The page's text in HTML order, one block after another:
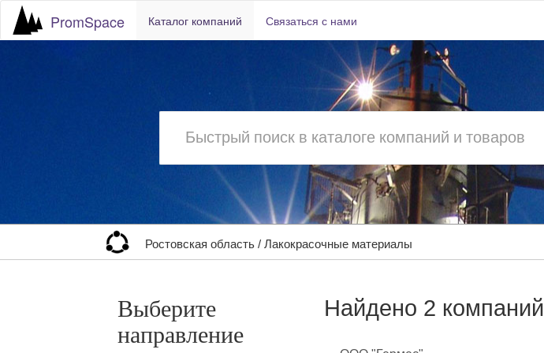
PromSpace Каталог компаний Связаться с нами
Ростовская область/Лакокрасочные материалы
Выберите
направление
Найдено 2 компаний